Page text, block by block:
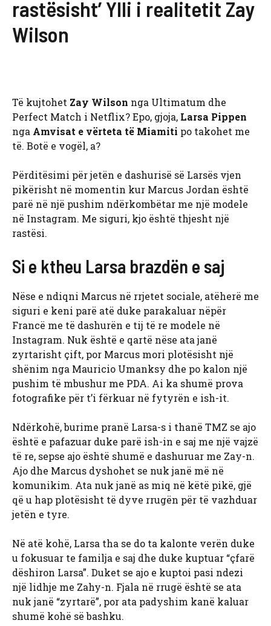
rastësisht’ Ylli i realitetit Zay
Wilson
Të kujtohet Zay Wilson nga Ultimatum dhe
Perfect Match i Netflix? Epo, gjoja, Larsa Pippen
nga Amvisat e vërteta të Miamiti po takohet me
të. Botë e vogël, a?
Përditësimi për jetën e dashurisë së Larsës vjen
pikërisht në momentin kur Marcus Jordan është
parë në një pushim ndërkombëtar me një modele
në Instagram. Me siguri, kjo është thjesht një
rastësi.
Si e ktheu Larsa brazdën e saj
Nëse e ndiqni Marcus në rrjetet sociale, atëherë me
siguri e keni parë atë duke parakaluar nëpër
Francë me të dashurën e tij të re modele në
Instagram. Nuk është e qartë nëse ata janë
zyrtarisht çift, por Marcus mori plotësisht një
shënim nga Mauricio Umanksy dhe po kalon një
pushim të mbushur me PDA. Ai ka shumë prova
fotografike për t’i fërkuar në fytyrën e ish-it.
Ndërkohë, burime pranë Larsa-s i thanë TMZ se ajo
është e pafazuar duke parë ish-in e saj me një vajzë
të re, sepse ajo është shumë e dashuruar me Zay-n.
Ajo dhe Marcus dyshohet se nuk janë më në
komunikim. Ata nuk janë as miq në këtë pikë, gjë
që u hap plotësisht të dyve rrugën për të vazhduar
jetën e tyre.
Në atë kohë, Larsa tha se do ta kalonte verën duke
u fokusuar te familja e saj dhe duke kuptuar “çfarë
dëshiron Larsa”. Duket se ajo e kuptoi pasi ndezi
një lidhje me Zahy-n. Fjala në rrugë është se ata
nuk janë “zyrtarë”, por ata padyshim kanë kaluar
shumë kohë së bashku.